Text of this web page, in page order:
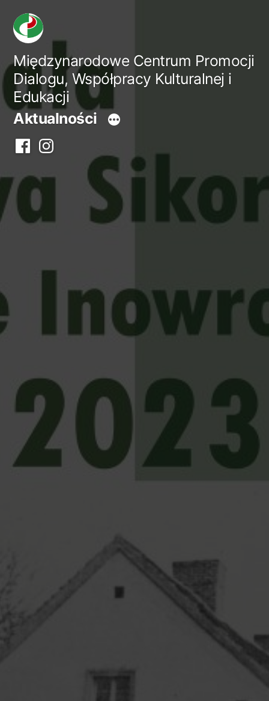
Przejdź
treściMiędzynarodowe Centrum Promocji
Dialogu, Współpracy Kulturalnej i
Edukacji
Aktualności
FacebookInstagram